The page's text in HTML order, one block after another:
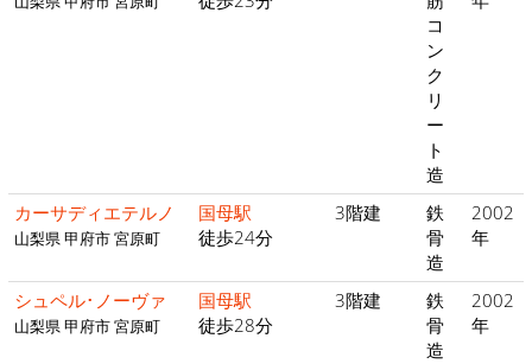
コ
ン
ク
リ
ー
ト
造
カーサディエテルノ
山梨県 甲府市 宮原町
国母駅
徒歩24分
3階建
鉄
骨
造
2002
年
シュペル･ノーヴァ
山梨県 甲府市 宮原町
国母駅
徒歩28分
3階建
鉄
骨
造
2002
年